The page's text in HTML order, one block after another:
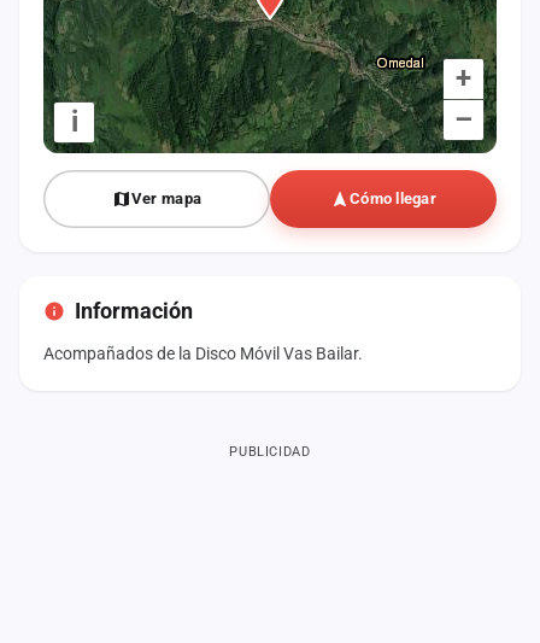
+
–
i
Ver mapa Cómo llegar
Información
Acompañados de la Disco Móvil Vas Bailar.
PUBLICIDAD